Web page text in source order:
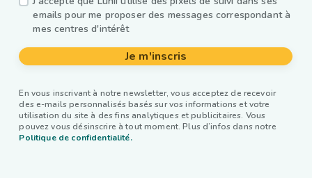
emails pour me proposer des messages correspondant à
mes centres d'intérêt
Je m'inscris
En vous inscrivant à notre newsletter, vous acceptez de recevoir
des e-mails personnalisés basés sur vos informations et votre
utilisation du site à des fins analytiques et publicitaires. Vous
pouvez vous désinscrire à tout moment. Plus d’infos dans notre
Politique de confidentialité.